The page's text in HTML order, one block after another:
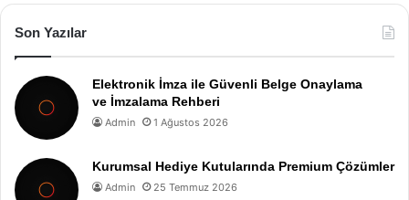
Son Yazılar
Elektronik İmza ile Güvenli Belge Onaylama
ve İmzalama Rehberi
Admin 1 Ağustos 2026
Kurumsal Hediye Kutularında Premium Çözümler
Admin 25 Temmuz 2026